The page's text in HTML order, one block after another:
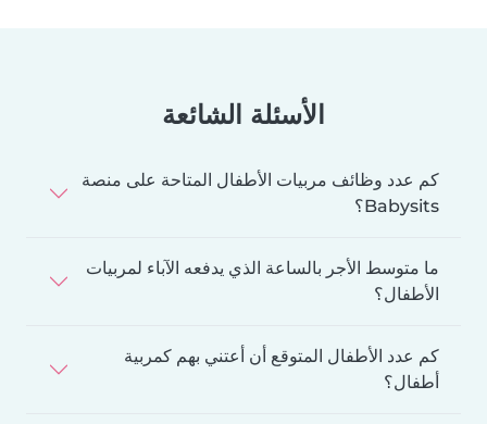
الأسئلة الشائعة
كم عدد وظائف مربيات الأطفال المتاحة على منصة
Babysits؟
ما متوسط الأجر بالساعة الذي يدفعه الآباء لمربيات
الأطفال؟
كم عدد الأطفال المتوقع أن أعتني بهم كمربية
أطفال؟